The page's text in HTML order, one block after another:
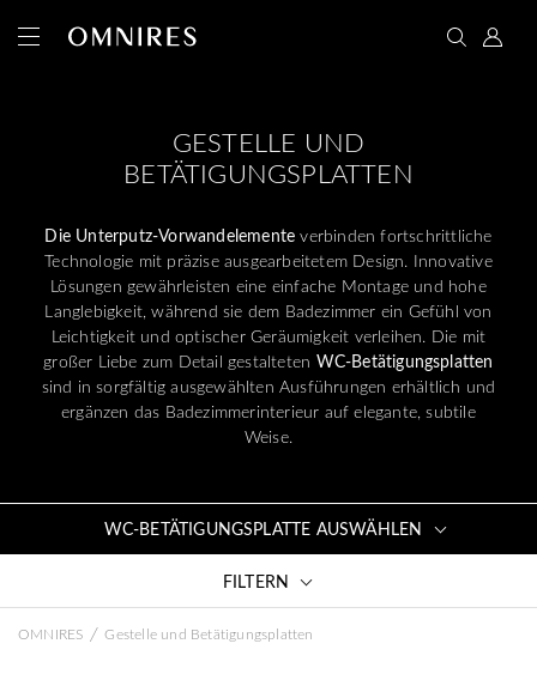
GESTELLE UND
BETÄTIGUNGSPLATTEN
Die Unterputz-Vorwandelemente verbinden fortschrittliche
Technologie mit präzise ausgearbeitetem Design. Innovative
Lösungen gewährleisten eine einfache Montage und hohe
Langlebigkeit, während sie dem Badezimmer ein Gefühl von
Leichtigkeit und optischer Geräumigkeit verleihen. Die mit
großer Liebe zum Detail gestalteten WC-Betätigungsplatten
sind in sorgfältig ausgewählten Ausführungen erhältlich und
ergänzen das Badezimmerinterieur auf elegante, subtile
Weise.
WC-BETÄTIGUNGSPLATTE AUSWÄHLEN
FILTERN
OMNIRES / Gestelle und Betätigungsplatten